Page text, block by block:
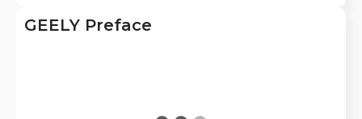
GEELY Preface